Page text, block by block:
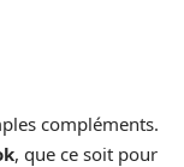
compléments.
, que ce soit pour